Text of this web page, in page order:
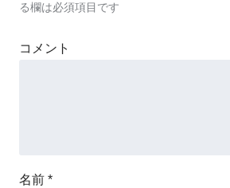
る欄は必須項目です
コメント
名前 *